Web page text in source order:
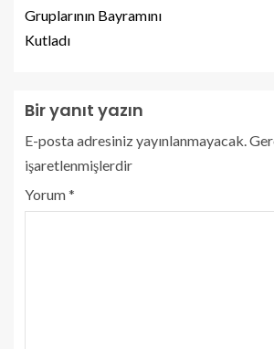
Gruplarının Bayramını
Kutladı
Bir yanıt yazın
E-posta adresiniz yayınlanmayacak.
işaretlenmişlerdir
Yorum*